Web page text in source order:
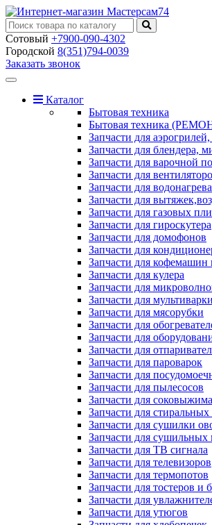
Сотовый +7900-090-4302
Городской 8(351)794-0039
Заказать звонок
Toggle
navigationКаталог
Бытовая техника
Бытовая техника
Запчасти для
Запчасти для блендера,
Запчасти для варочной
Запчасти для
Запчасти для
Запчасти для
Запчасти для газовых
Запчасти для гироскутера
Запчасти для домофонов
Запчасти для
Запчасти для кофемашин
Запчасти для кулера
Запчасти для
Запчасти для мультиварки
Запчасти для мясорубки
Запчасти для
Запчасти для
Запчасти для
Запчасти для пароварок
Запчасти для
Запчасти для пылесосов
Запчасти для
Запчасти для
Запчасти для сушилки
Запчасти для
Запчасти для ТВ сигнала
Запчасти для телевизоров
Запчасти для термопотов
Запчасти для тостеров и
Запчасти для
Запчасти для утюгов